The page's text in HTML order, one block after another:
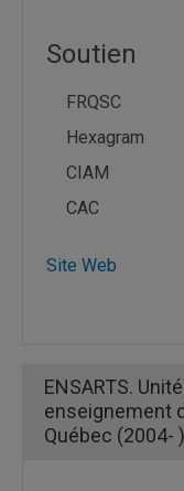
Soutien
FRQSC
Hexagram
CIAM
CAC
Site Web
ENSARTS.
enseignement
Québec (2004- )